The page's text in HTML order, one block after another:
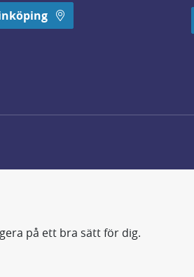
på ett bra sätt för dig.